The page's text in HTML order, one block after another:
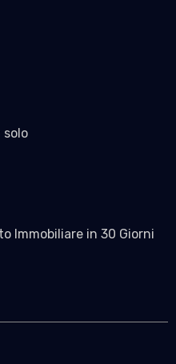
solo
Immobiliare in 30 Giorni